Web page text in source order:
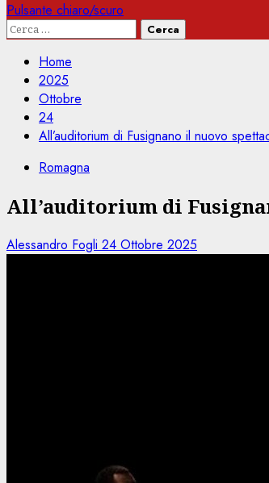
Pulsante chiaro/scuro
Ricerca
Home
2025
Ottobre
24
All’auditorium di Fusignano il nuovo
Romagna
All’auditorium di
Alessandro Fogli 24 Ottobre 2025